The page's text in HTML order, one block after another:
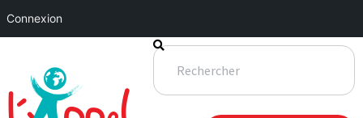
Connexion